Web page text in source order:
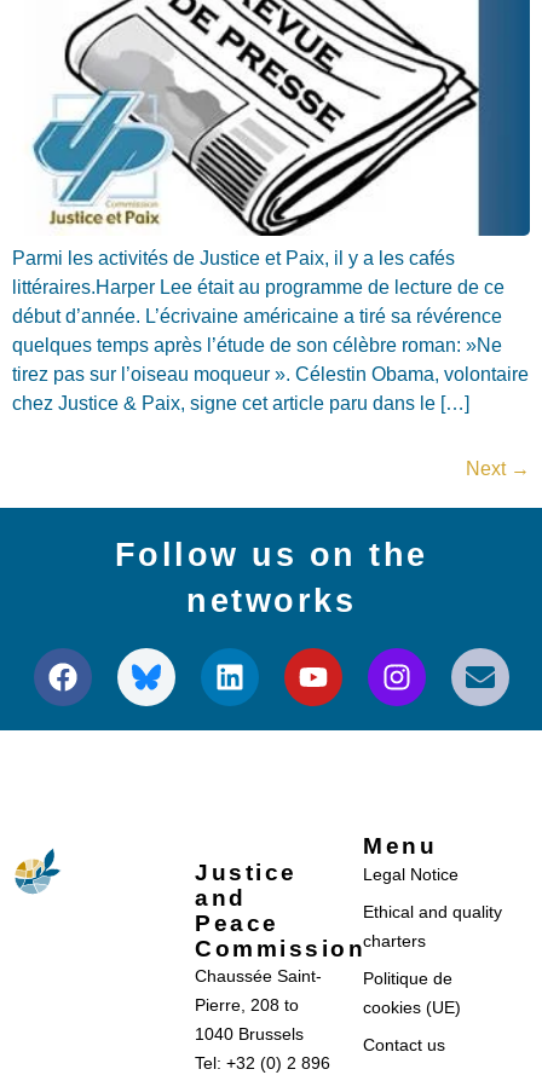
Parmi les activités de Justice et Paix, il y a les cafés
littéraires.Harper Lee était au pro­gramme de lecture de ce
début d’année. L’écrivaine américaine a tiré sa révérence
quelques temps après l’étude de son célèbre roman: »Ne
tirez pas sur l’oiseau moqueur ». Célestin Obama, volontaire
chez Justice & Paix, signe cet article paru dans le […]
Next →
Follow us on the
networks
Justice
and
Peace
Commission
Chaussée Saint-
Pierre, 208 to
1040 Brussels
Tel: +32 (0) 2 896
Menu
Legal Notice
Ethical and quality
charters
Politique de
cookies (UE)
Contact us